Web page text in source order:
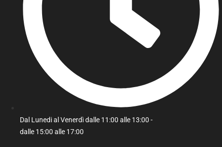
Dal Lunedi al Venerdì dalle 11:00 alle 13:00 -
dalle 15:00 alle 17:00